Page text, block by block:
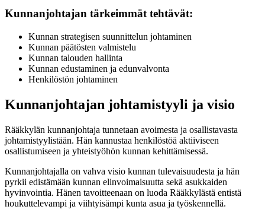
Kunnanjohtajan tärkeimmät tehtävät:
Kunnan strategisen suunnittelun johtaminen
Kunnan päätösten valmistelu
Kunnan talouden hallinta
Kunnan edustaminen ja edunvalvonta
Henkilöstön johtaminen
Kunnanjohtajan johtamistyyli ja visio
Rääkkylän kunnanjohtaja tunnetaan avoimesta ja osallistavasta
johtamistyylistään. Hän kannustaa henkilöstöä aktiiviseen
osallistumiseen ja yhteistyöhön kunnan kehittämisessä.
Kunnanjohtajalla on vahva visio kunnan tulevaisuudesta ja hän
pyrkii edistämään kunnan elinvoimaisuutta sekä asukkaiden
hyvinvointia. Hänen tavoitteenaan on luoda Rääkkylästä entistä
houkuttelevampi ja viihtyisämpi kunta asua ja työskennellä.